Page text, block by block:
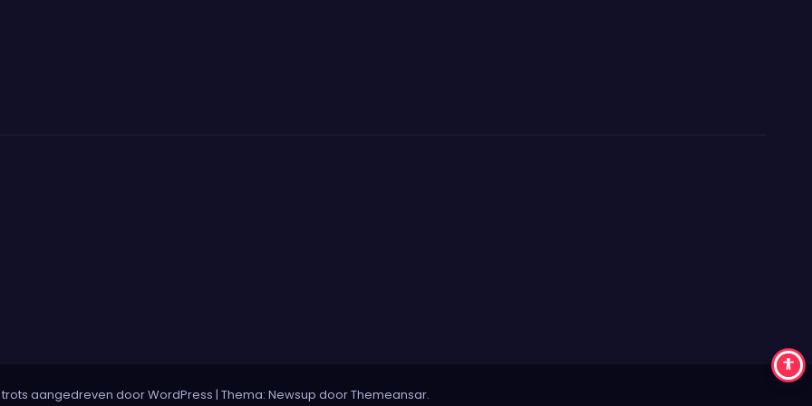
aangedreven door WordPress | Thema: Newsup doorThemeansar.